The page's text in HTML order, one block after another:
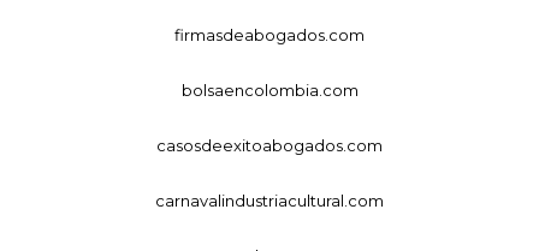
firmasdeabogados.com
bolsaencolombia.com
casosdeexitoabogados.com
carnavalindustriacultural.com